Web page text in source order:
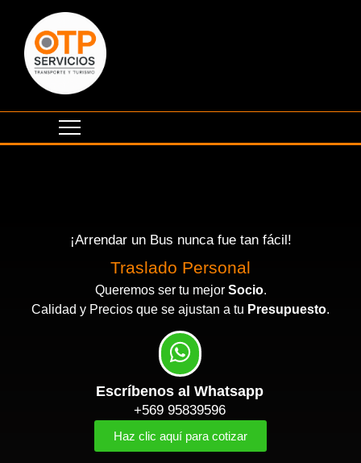
¡Arrendar un Bus nunca fue tan fácil!
Traslado Personal
Queremos ser tu mejor Socio.
Calidad y Precios que se ajustan a tu Presupuesto.
Escríbenos al Whatsapp
+569 95839596
Haz clic aquí para cotizar